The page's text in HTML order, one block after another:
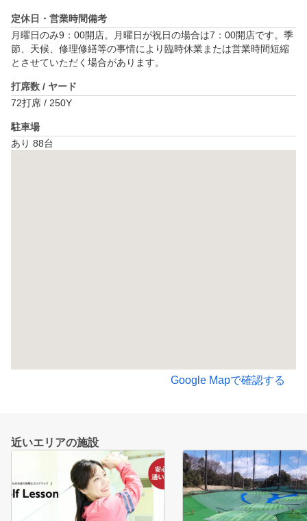
定休日・営業時間備考
月曜日のみ9：00開店。月曜日が祝日の場合は7：00開店です。​季
節、天候、修理修繕等の事情により臨時休業または営業時間短縮
とさせていただく場合があります。
打席数 / ヤード
72打席 / 250Y
駐車場
あり 88台
Google Mapで確認する
近いエリアの施設